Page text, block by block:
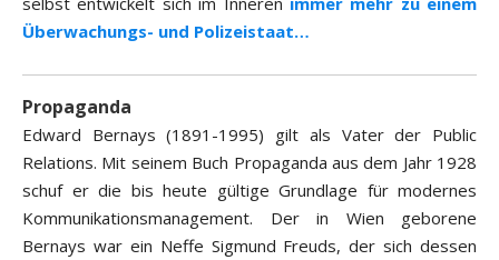
Überwachungs- und Polizeistaat…
Propaganda
Edward Bernays (1891-1995) gilt als Vater der Public
Relations. Mit seinem Buch Propaganda aus dem Jahr 1928
schuf er die bis heute gültige Grundlage für modernes
Kommunikationsmanagement. Der in Wien geborene
Bernays war ein Neffe Sigmund Freuds, der sich dessen